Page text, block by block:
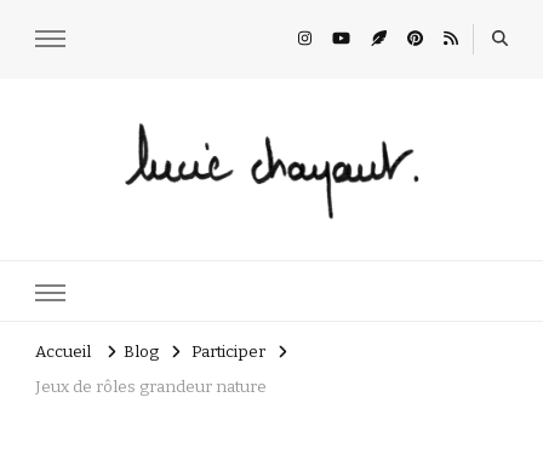
Lucie Choupaut
Accueil Blog
Participer
Jeux de rôles grandeur nature